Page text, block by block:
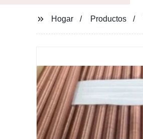
Hogar Productos